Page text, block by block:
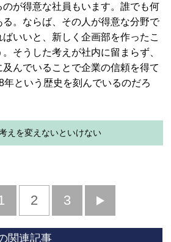
が得意な社員もいます。誰でも何
。ならば、その人が得意な分野で
いいと、新しく企画部を作ったこ
そうした考えが社内に留まらず、
んでいることで企業の信頼を得て
年という歴史を刻んでいるのだろ
えを変えないといけない
2 3
へ
関連記事